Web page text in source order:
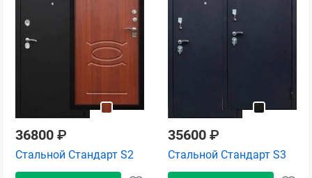
36800 ₽
Стальной Стандарт S2
35600 ₽
Стальной Стандарт S3